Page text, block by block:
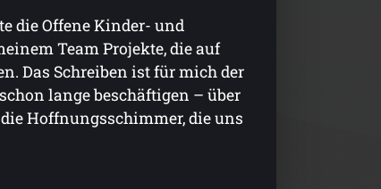
die Offene Kinder- und
Team Projekte, die auf
Das Schreiben ist für mich der
lange beschäftigen – über
Hoffnungsschimmer, die uns